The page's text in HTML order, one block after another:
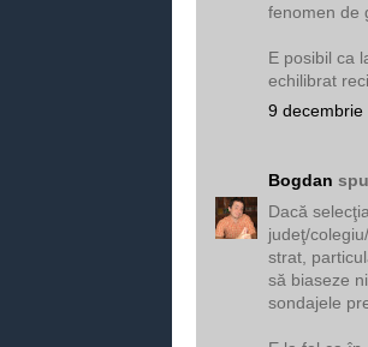
fenomen de
E posibil ca
echilibrat
9 decembrie
Bogdan
Dacă
judeţ/
strat,
să biaseze
sondajele